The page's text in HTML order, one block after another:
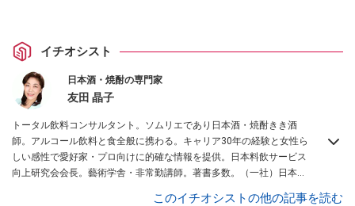
イチオシスト
日本酒・焼酎の専門家
友田 晶子
トータル飲料コンサルタント。ソムリエであり日本酒・焼酎きき酒
師。アルコール飲料と食全般に携わる。キャリア30年の経験と女性ら
しい感性で愛好家・プロ向けに的確な情報を提供。日本料飲サービス
向上研究会会長。藝術学舎・非常勤講師。著書多数。（一社）日本の
このイチオシストの他の記事を読む